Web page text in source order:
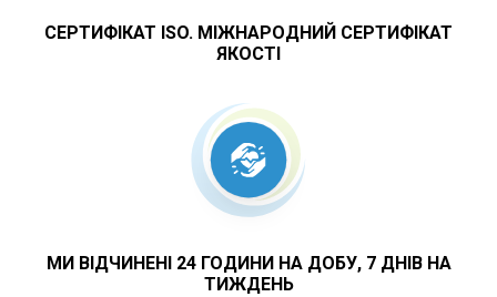
Реконструктивні операції на молочних
маммопластика)
СЕРТИФІКАТ ISO. МІЖНАРОДНИЙ СЕРТИФІКАТ
ЯКОСТІ
МИ ВІДЧИНЕНІ 24 ГОДИНИ НА ДОБУ, 7 ДНІВ НА
ТИЖДЕНЬ